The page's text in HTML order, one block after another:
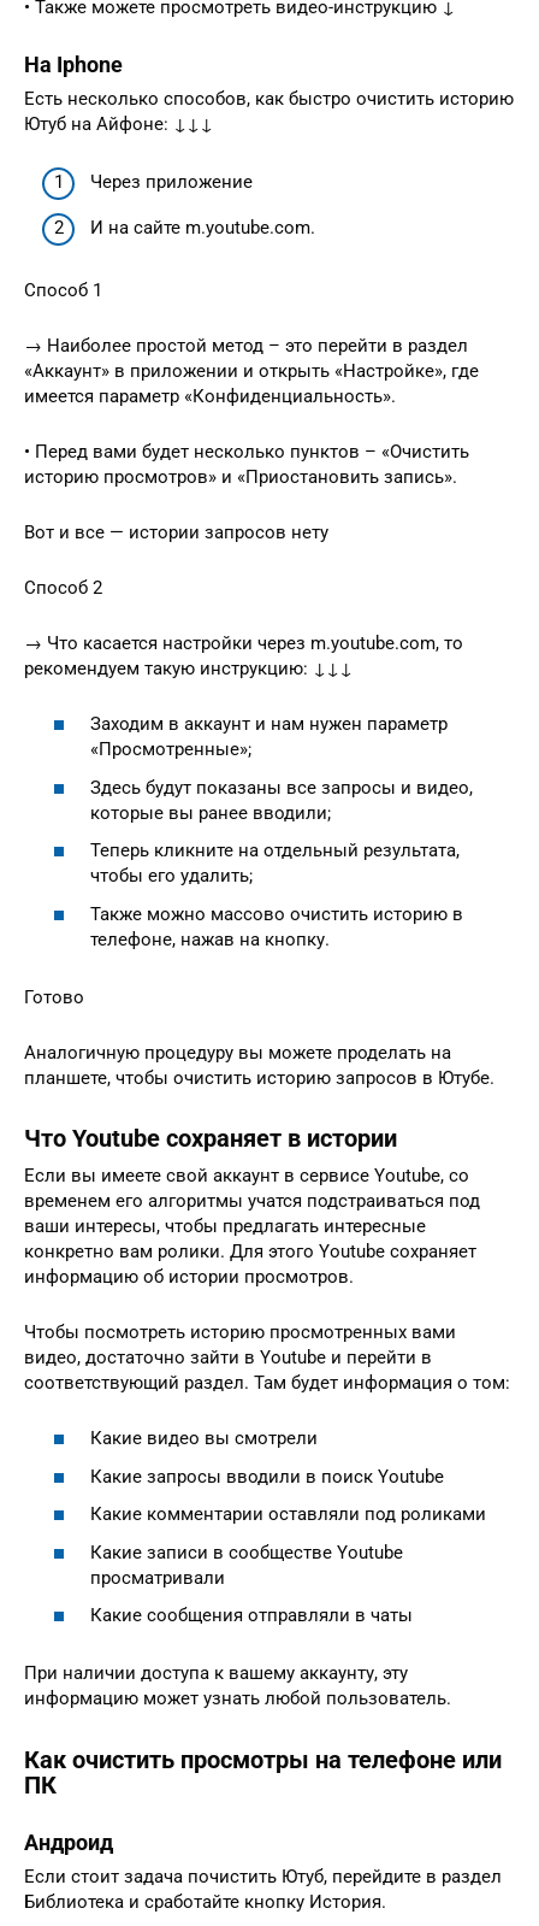
• Также можете просмотреть видео-инструкцию ↓
На Iphone
Есть несколько способов, как быстро очистить историю
Ютуб на Айфоне: ↓↓↓
Через приложение
И на сайте m.youtube.com.
Способ 1
→ Наиболее простой метод – это перейти в раздел
«Аккаунт» в приложении и открыть «Настройке», где
имеется параметр «Конфиденциальность».
• Перед вами будет несколько пунктов – «Очистить
историю просмотров» и «Приостановить запись».
Вот и все — истории запросов нету
Способ 2
→ Что касается настройки через m.youtube.com, то
рекомендуем такую инструкцию: ↓↓↓
Заходим в аккаунт и нам нужен параметр
«Просмотренные»;
Здесь будут показаны все запросы и видео,
которые вы ранее вводили;
Теперь кликните на отдельный результата,
чтобы его удалить;
Также можно массово очистить историю в
телефоне, нажав на кнопку.
Готово
Аналогичную процедуру вы можете проделать на
планшете, чтобы очистить историю запросов в Ютубе.
Что Youtube сохраняет в истории
Если вы имеете свой аккаунт в сервисе Youtube, со
временем его алгоритмы учатся подстраиваться под
ваши интересы, чтобы предлагать интересные
конкретно вам ролики. Для этого Youtube сохраняет
информацию об истории просмотров.
Чтобы посмотреть историю просмотренных вами
видео, достаточно зайти в Youtube и перейти в
соответствующий раздел. Там будет информация о том:
Какие видео вы смотрели
Какие запросы вводили в поиск Youtube
Какие комментарии оставляли под роликами
Какие записи в сообществе Youtube
просматривали
Какие сообщения отправляли в чаты
При наличии доступа к вашему аккаунту, эту
информацию может узнать любой пользователь.
Как очистить просмотры на телефоне или
ПК
Андроид
Если стоит задача почистить Ютуб, перейдите в раздел
Библиотека и сработайте кнопку История.